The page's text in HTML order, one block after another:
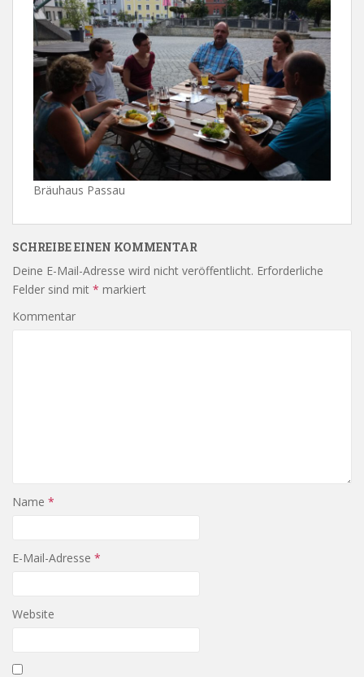
Bräuhaus Passau
SCHREIBE EINEN KOMMENTAR
Deine E-Mail-Adresse wird nicht veröffentlicht. Erforderliche
Felder sind mit * markiert
Kommentar
Name *
E-Mail-Adresse *
Website